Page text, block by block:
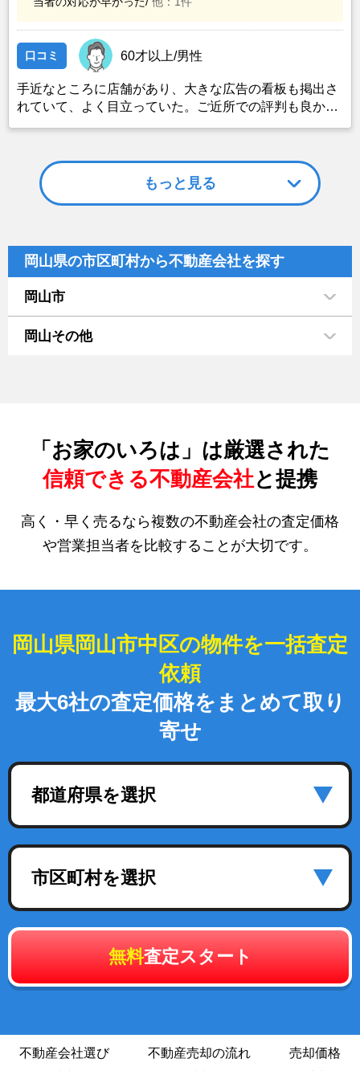
口コミ 60才以上/男性
手近なところに店舗があり、大きな広告の看板も掲出さ
れていて、よく目立っていた。ご近所での評判も良かっ
にはないと強く思った。
もっと見る
岡山県の市区町村から不動産会社を探す
岡山市
岡山その他
「お家のいろは」は厳選された
信頼できる不動産会社と提携
高く・早く売るなら複数の不動産会社の査定価格
や営業担当者を比較することが大切です。
岡山県岡山市中区の物件を一括査定
依頼
最大6社の査定価格をまとめて取り
寄せ
都道府県を選択
市区町村を選択
無料査定スタート
不動産会社選び 不動産売却の流れ 売却価格